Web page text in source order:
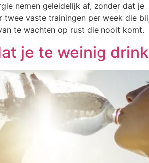
nemen geleidelijk af, zonder dat je
vaste trainingen per week die
te wachten op rust die nooit komt.
je te weinig